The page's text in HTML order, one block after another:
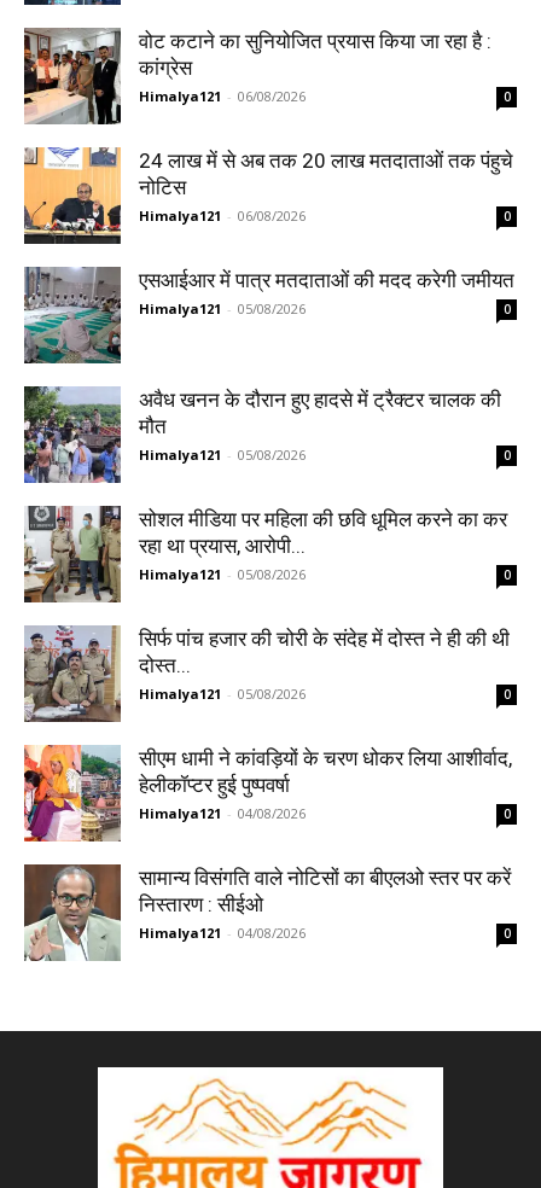
वोट कटाने का सुनियोजित प्रयास किया जा रहा है :
कांग्रेस
Himalya121 - 06/08/2026 0
24 लाख में से अब तक 20 लाख मतदाताओं तक पंहुचे
नोटिस
Himalya121 - 06/08/2026 0
एसआईआर में पात्र मतदाताओं की मदद करेगी जमीयत
Himalya121 - 05/08/2026 0
अवैध खनन के दौरान हुए हादसे में ट्रैक्टर चालक की
मौत
Himalya121 - 05/08/2026 0
सोशल मीडिया पर महिला की छवि धूमिल करने का कर
रहा था प्रयास, आरोपी...
Himalya121 - 05/08/2026 0
सिर्फ पांच हजार की चोरी के संदेह में दोस्त ने ही की थी
दोस्त...
Himalya121 - 05/08/2026 0
सीएम धामी ने कांवड़ियों के चरण धोकर लिया आशीर्वाद,
हेलीकॉप्टर हुई पुष्पवर्षा
Himalya121 - 04/08/2026 0
सामान्य विसंगति वाले नोटिसों का बीएलओ स्तर पर करें
निस्तारण : सीईओ
Himalya121 - 04/08/2026 0